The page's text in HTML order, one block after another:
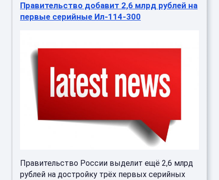
Правительство добавит 2,6 млрд рублей на
первые серийные Ил-114-300
Правительство России выделит ещё 2,6 млрд
рублей на достройку трёх первых серийных